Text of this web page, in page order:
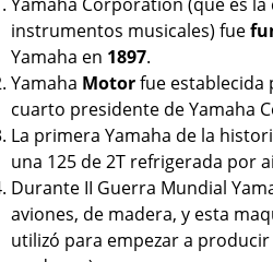
instrumentos musicales) fue
Yamaha en 1897.
Yamaha Motorfue establecida
cuarto presidente de Yamaha
La primera Yamaha de la
una 125 de 2T refrigerada por
Durante II Guerra Mundial
aviones, de madera, y esta
utilizó para empezar a